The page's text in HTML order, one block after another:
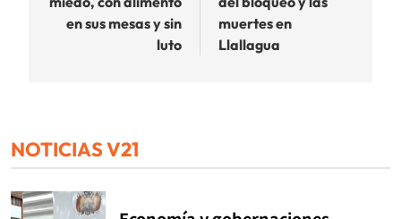
en sus mesas y sin
luto
muertes en
Llallagua
NOTICIAS V21